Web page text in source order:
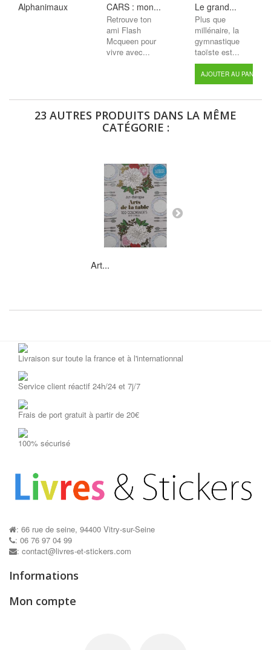
Alphanimaux CARS : mon...
Retrouve ton
ami Flash
Mcqueen pour
vivre avec...
Le grand...
Plus que
millénaire, la
gymnastique
taoïste est...
AJOUTER AU PANIER
23 AUTRES PRODUITS DANS LA MÊME
CATÉGORIE :
Art...
Teamboys...
Livraison sur toute la france et à l'internationnal
Service client réactif 24h/24 et 7j/7
Frais de port gratuit à partir de 20€
100% sécurisé
: 66 rue de seine, 94400 Vitry-sur-Seine
: 06 76 97 04 99
: contact@livres-et-stickers.com
Informations
Mon compte